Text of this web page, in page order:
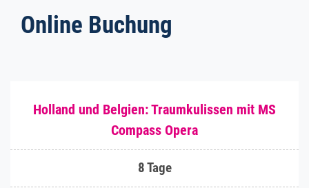
Online Buchung
Holland und Belgien: Traumkulissen mit MS
Compass Opera
8 Tage